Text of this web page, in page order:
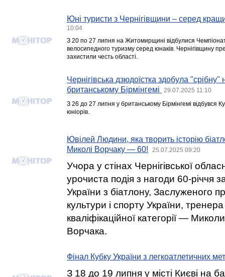
Юні туристи з Чернігівщини – серед
10:04
З 20 по 27 липня на Житомирщині відбулися
велосипедного туризму серед юнаків. Чернігівщину
захистили честь області.
Чернігівська дзюдоїстка здобула
британському Бірмінгемі
29.07.2025 11:10
З 26 до 27 липня у британському Бірмінгемі відбувся
юніорів.
Ювілей Людини, яка творить історію
Миколі Ворчаку — 60!
25.07.2025 09:20
Учора у стінах Чернігівської
урочиста подія з нагоди 60-річчя
України з біатлону, Заслуженого
культури і спорту України,
кваліфікаційної категорії —
Ворчака.
Фінал Кубку України з легкоатлетичних
З 18 до 19 липня у місті Києві на